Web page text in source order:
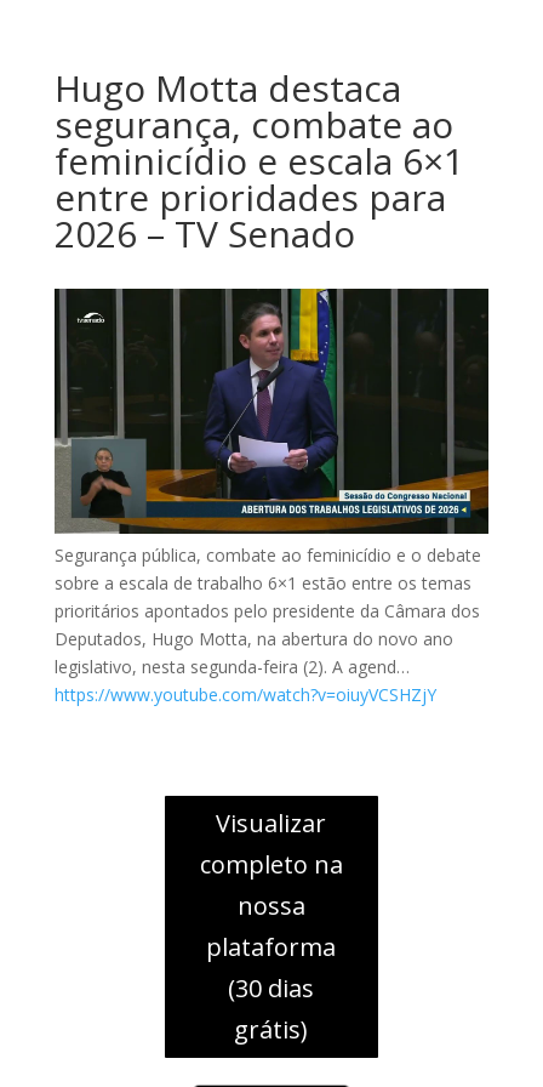
Hugo Motta destaca
segurança, combate ao
feminicídio e escala 6×1
entre prioridades para
2026 – TV Senado
Segurança pública, combate ao feminicídio e o debate
sobre a escala de trabalho 6×1 estão entre os temas
prioritários apontados pelo presidente da Câmara dos
Deputados, Hugo Motta, na abertura do novo ano
legislativo, nesta segunda-feira (2). A agend…
https://www.youtube.com/watch?v=oiuyVCSHZjY
Visualizar
completo na
nossa
plataforma
(30 dias
grátis)